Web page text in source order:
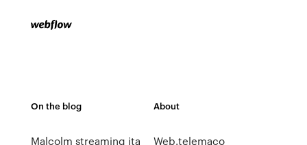
On the blog
Malcolm streaming ita
About
Web.telemaco